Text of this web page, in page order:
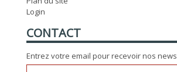
Login
CONTACT
Entrez votre email pour recevoir nos news